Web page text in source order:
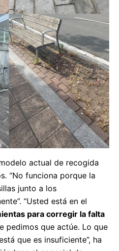
actual de recogida
“No funciona porque la
junto a los
“Usted está en el
para corregir la falta
pedimos que actúe. Lo que
que es insuficiente”, ha